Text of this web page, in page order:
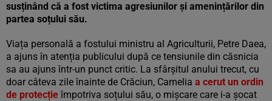
susținând că a fost victima agresiunilor și amenințărilor din
partea soțului său.
Viața personală a fostului ministru al Agriculturii, Petre Daea,
a ajuns în atenția publicului după ce tensiunile din căsnicia
sa au ajuns într-un punct critic. La sfârșitul anului trecut, cu
doar câteva zile înainte de Crăciun, Camelia a cerut un ordin
de protecție împotriva soțului său, o mișcare care i-a șocat